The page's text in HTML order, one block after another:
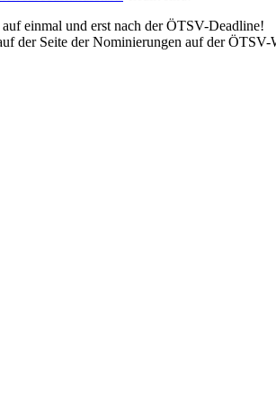
einmal und erst nach der ÖTSV-Deadline!
der Seite der Nominierungen auf der